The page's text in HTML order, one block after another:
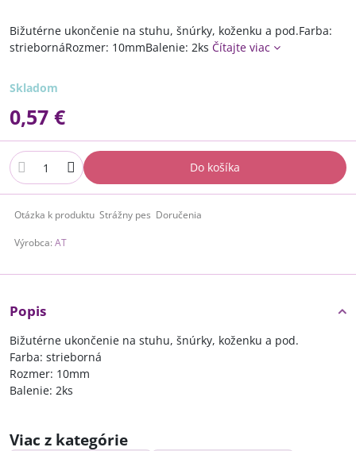
Bižutérne ukončenie na stuhu, šnúrky, koženku a pod.Farba:
striebornáRozmer: 10mmBalenie: 2ks Čítajte viac
Skladom
0,57 €
Do košíka
Otázka k produktu Strážny pes Doručenia
Výrobca: AT
Popis
Bižutérne ukončenie na stuhu, šnúrky, koženku a pod.
Farba: strieborná
Rozmer: 10mm
Balenie: 2ks
Viac z kategórie